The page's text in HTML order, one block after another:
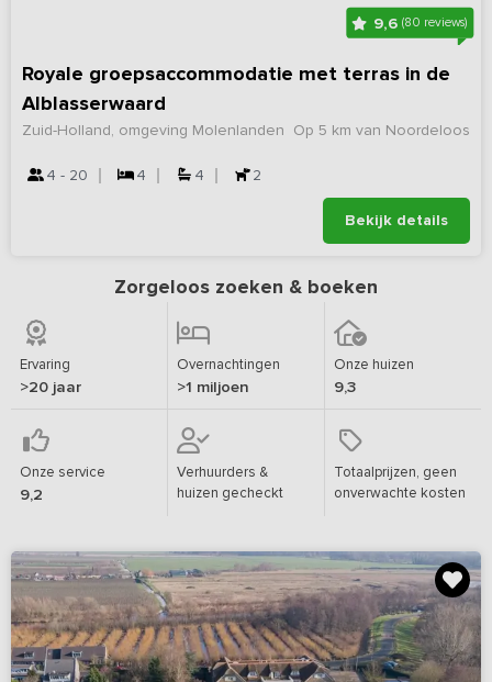
9,6 (80 reviews)
Royale groepsaccommodatie met terras in de
Alblasserwaard
Op 5 km van Noordeloos
Zuid-Holland, omgeving Molenlanden
4 - 20 4 4 2
Bekijk details
Zorgeloos zoeken & boeken
Ervaring
>20 jaar
Overnachtingen
>1 miljoen
Onze huizen
9,3
Onze service
9,2
Verhuurders &
huizen gecheckt
Totaalprijzen, geen
onverwachte kosten